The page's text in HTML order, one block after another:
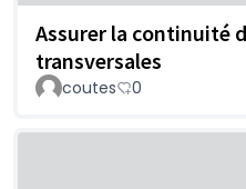
Assurer la continuité
transversales
coutes 0